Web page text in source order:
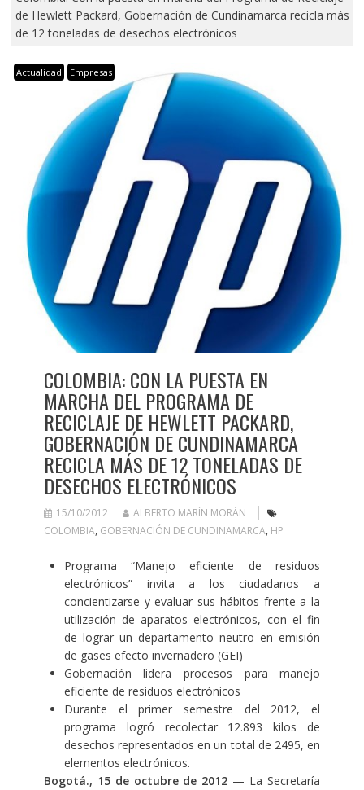
de Hewlett Packard, Gobernación de Cundinamarca recicla más
de 12 toneladas de desechos electrónicos
Actualidad Empresas
COLOMBIA: CON LA PUESTA EN
MARCHA DEL PROGRAMA DE
RECICLAJE DE HEWLETT PACKARD,
GOBERNACIÓN DE CUNDINAMARCA
RECICLA MÁS DE 12 TONELADAS DE
DESECHOS ELECTRÓNICOS
15/10/2012
ALBERTO MARÍN MORÁN
COLOMBIA, GOBERNACIÓN DE CUNDINAMARCA, HP
Programa “Manejo eficiente de residuos
electrónicos” invita a los ciudadanos a
concientizarse y evaluar sus hábitos frente a la
utilización de aparatos electrónicos, con el fin
de lograr un departamento neutro en emisión
de gases efecto invernadero (GEI)
Gobernación lidera procesos para manejo
eficiente de residuos electrónicos
Durante el primer semestre del 2012, el
programa logró recolectar 12.893 kilos de
desechos representados en un total de 2495, en
elementos electrónicos.
Bogotá., 15 de octubre de 2012 — La Secretaría